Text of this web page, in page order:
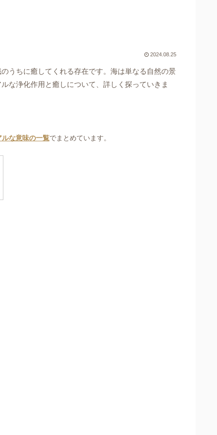
2024.08.25
うちに癒してくれる存在です。海は単なる自然の景
な浄化作用と癒しについて、詳しく探っていきま
な意味の一覧でまとめています。